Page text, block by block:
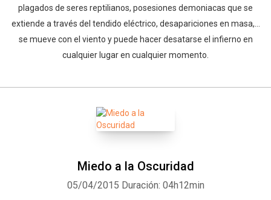
plagados de seres reptilianos, posesiones demoniacas que se
extiende a través del tendido eléctrico, desapariciones en masa,...
se mueve con el viento y puede hacer desatarse el infierno en
cualquier lugar en cualquier momento.
Miedo a la Oscuridad
05/04/2015 Duración: 04h12min